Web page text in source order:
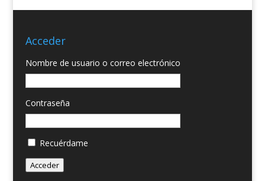
Acceder
Nombre de usuario o correo electrónico
Contraseña
Recuérdame
Acceder